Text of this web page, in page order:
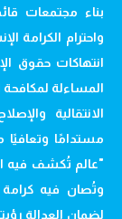
بناء مجتمعات
واحترام الكرامة
انتهاكات حقوق
المساءلة لمكافحة
الانتقالية
مستدامًا وتعافيًا
"عالم تُكشف فيه
وتُصان فيه كرامة
لضمان العدالة